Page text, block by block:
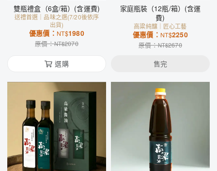
雙瓶禮盒（6盒/箱）(含運費)
送禮首選｜品味之選(7/20後依序
出貨)
優惠價： NT$1980
原價：NT$2070
選購
家庭瓶裝（12瓶/箱）(含運
費)
高粱純釀｜匠心工藝
優惠價： NT$2250
原價：NT$2670
售完